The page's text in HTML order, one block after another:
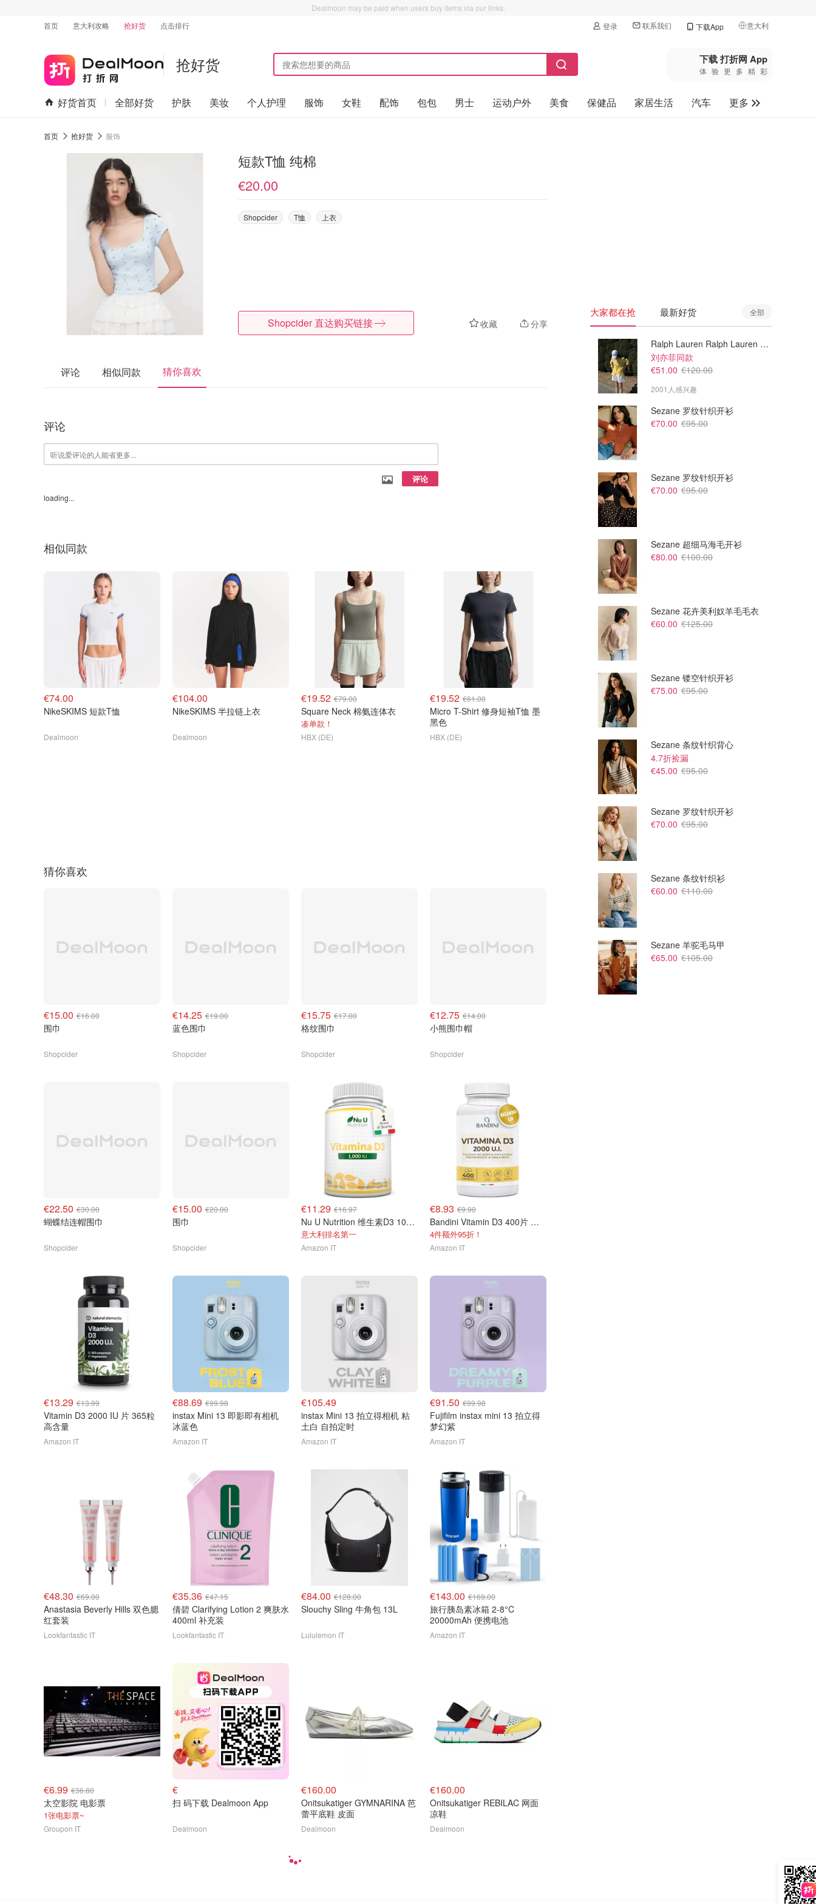
Dealmoon may be paid when users buy items via our links.
首页
意大利攻略 抢好货 点击排行 登录 联系我们 下载App 意大利
🇺🇸美国
🇨🇳中国
🇨🇦加拿大
抢好货 下载 打折网 App
体验更多精彩
好货首页 全部好货 护肤 美妆 个人护理 服饰 女鞋 配饰 包包 男士 运动户外 美食 保健品 家居生活 汽车
更多
首页 抢好货 服饰
短款T恤 纯棉
€20.00
Shopcider T恤 上衣
收藏 分享
Shopcider 直达购买链接
评论 相似同款 猜你喜欢
评论
评论
loading...
相似同款
€74.00
NikeSKIMS 短款T恤
Dealmoon
€104.00
NikeSKIMS 半拉链上衣
Dealmoon
€19.52 €79.00
Square Neck 棉氨连体衣
凑单款！
HBX (DE)
€19.52 €61.00
Micro T-Shirt 修身短袖T恤 墨
黑色
HBX (DE)
€248.00
Citara 条纹棉混纺连衣裙
€53.00
猜你喜欢
€15.00 €16.00
围巾
Shopcider
€14.25 €19.00
蓝色围巾
Shopcider
€15.75 €17.00
格纹围巾
Shopcider
€12.75 €14.00
小熊围巾帽
Shopcider
€22.50 €30.00
蝴蝶结连帽围巾
Shopcider
€15.00 €20.00
围巾
Shopcider
€11.29 €16.97
Nu U Nutrition 维生素D3 1000 IU 365粒
意大利排名第一
Amazon IT
€8.93 €9.90
Bandini Vitamin D3 400片 高含量
4件额外95折！
Amazon IT
€13.29 €13.99
Vitamin D3 2000 IU 片 365粒
高含量
Amazon IT
€88.69 €99.98
instax Mini 13 即影即有相机
冰蓝色
Amazon IT
€105.49
instax Mini 13 拍立得相机 粘
土白 自拍定时
Amazon IT
€91.50 €99.98
Fujifilm instax mini 13 拍立得
梦幻紫
Amazon IT
€48.30 €69.00
Anastasia Beverly Hills 双色腮
红套装
Lookfantastic IT
€35.36 €47.15
倩碧 Clarifying Lotion 2 爽肤水
400ml 补充装
Lookfantastic IT
€84.00 €128.00
Slouchy Sling 牛角包 13L
Lululemon IT
€143.00 €169.00
旅行胰岛素冰箱 2-8°C
20000mAh 便携电池
Amazon IT
€6.99 €36.80
太空影院 电影票
1张电影票~
Groupon IT
€
扫 码下载 Dealmoon App
Dealmoon
€160.00
Onitsukatiger GYMNARINA 芭
蕾平底鞋 皮面
Dealmoon
€160.00
Onitsukatiger REBILAC 网面
凉鞋
Dealmoon
大家都在抢 最新好货 全部
Ralph Lauren Ralph Lauren 男童亚麻衬衫
刘亦菲同款
€51.00 €120.00
2001人感兴趣
Sezane 罗纹针织开衫
€70.00 €95.00
Sezane 罗纹针织开衫
€70.00 €95.00
Sezane 超细马海毛开衫
€80.00 €100.00
Sezane 花卉美利奴羊毛毛衣
€60.00 €125.00
Sezane 镂空针织开衫
€75.00 €95.00
Sezane 条纹针织背心
4.7折捡漏
€45.00 €95.00
Sezane 罗纹针织开衫
€70.00 €95.00
Sezane 条纹针织衫
€60.00 €110.00
Sezane 羊驼毛马甲
€65.00 €105.00